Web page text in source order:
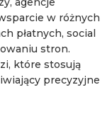
w różnych
płatnych, social
stron.
które stosują
precyzyjne